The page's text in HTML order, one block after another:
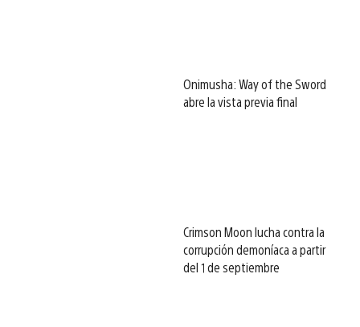
Onimusha: Way of the Sword
abre la vista previa final
Crimson Moon lucha contra la
corrupción demoníaca a partir
del 1 de septiembre